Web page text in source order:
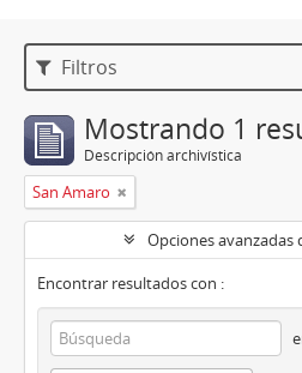
Filtros
Mostrando 1
Descripción archivística
San Amaro
Opciones avanzadas
Encontrar resultados con :